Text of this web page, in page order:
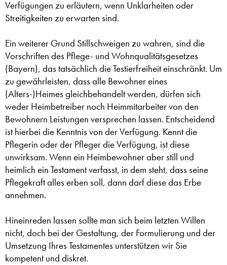
Verfügungen zu erläutern, wenn Unklarheiten oder
Streitigkeiten zu erwarten sind.
Ein weiterer Grund Stillschweigen zu wahren, sind die
Vorschriften des Pflege- und Wohnqualitätsgesetzes
(Bayern), das tatsächlich die Testierfreiheit einschränkt. Um
zu gewährleisten, dass alle Bewohner eines
(Alters-)Heimes gleichbehandelt werden, dürfen sich
weder Heimbetreiber noch Heimmitarbeiter von den
Bewohnern Leistungen versprechen lassen. Entscheidend
ist hierbei die Kenntnis von der Verfügung. Kennt die
Pflegerin oder der Pfleger die Verfügung, ist diese
unwirksam. Wenn ein Heimbewohner aber still und
heimlich ein Testament verfasst, in dem steht, dass seine
Pflegekraft alles erben soll, dann darf diese das Erbe
annehmen.
Hineinreden lassen sollte man sich beim letzten Willen
nicht, doch bei der Gestaltung, der Formulierung und der
Umsetzung Ihres Testamentes unterstützen wir Sie
kompetent und diskret.